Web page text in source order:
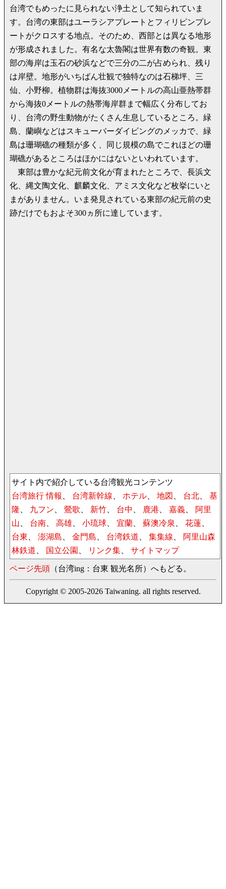
台湾でもめったに見られない浄土として知られていま
す。台湾の東部はユーラシアプレートとフィリピンプレ
ートがクロスする地点。そのため、西部とは異なる地形
が形成されました。有名な太魯閣は世界有数の奇観。東
部の海岸は玉石の砂浜などで三分の二が占められ、残り
は岸壁。地形がいちばん壮観で独特なのは石梯坪、三
仙、小野柳。植物群は海抜3000メートルの高山亜熱帯群
から海抜0メートルの熱帯海岸群まで幅広く分布してお
り、台湾の野生動物がたくさん生息しているところ。緑
島、蘭嶼などはスキューバーダイビングのメッカで、緑
島は珊瑚礁の種類が多く、同じ規模の島でこれほどの珊
瑚礁があるところはほかにはないといわれています。
東部は豊かな紀元前文化が育まれたところで、長浜文
化、縄文陶文化、麒麟文化、アミス文化など枚挙にいと
まがありません。いま発見されている東部の紀元前の史
跡だけでもおよそ300ヵ所に達しています。
サイト内で紹介している台湾観光コンテンツ
台湾旅行 情報 、 台湾新幹線、 ホテル、 地図 、 台北、 基
隆、 九フン、 鶯歌、 新竹、 台中 、 鹿港、 嘉義、
阿里
山、 台南、 高雄、 小琉球、 宜蘭、 蘇澳冷泉、 花蓮、
台東、 澎湖島、 金門島、 台湾鉄道、 集集線、
阿里山森
林鉄道、 国立公園 、 リンク集、 サイトマップ
ページ先頭 （台湾ing：台東 観光名所）へもどる。
Copyright © 2005-2026 Taiwaning. all rights reserved.